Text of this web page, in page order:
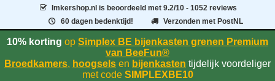
Imkershop.nl is beoordeeld met9.2/10 - 1052 reviews
60 dagen bedenktijd!
Verzonden met PostNL
10% korting op Simplex BE bijenkasten grenen Premium
van BeeFun®
Broedkamers, hoogsels en bijenkasten tijdelijk voordeliger
met codeSIMPLEXBE10